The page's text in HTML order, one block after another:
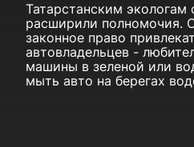
Татарстанским экологам
расширили полномочия.
законное право
автовладельцев -
машины в зеленой или
мыть авто на берегах